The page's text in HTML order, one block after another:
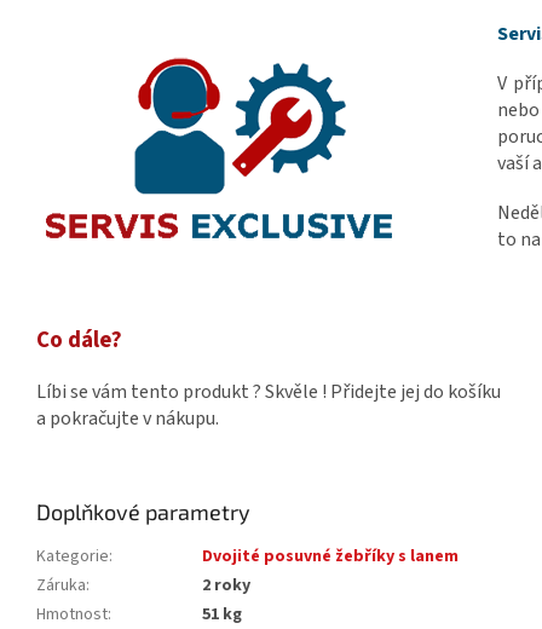
V
vaší
to
Co dále?
Líbi se vám tento produkt ? Skvěle ! Přidejte jej do košíku
a pokračujte v nákupu.
Doplňkové parametry
Kategorie:
Dvojité posuvné žebříky s lanem
Záruka:
2 roky
Hmotnost:
51 kg